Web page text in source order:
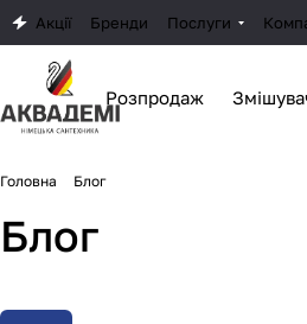
Акції Бренди Послуги
Розпродаж
Головна Блог
Блог